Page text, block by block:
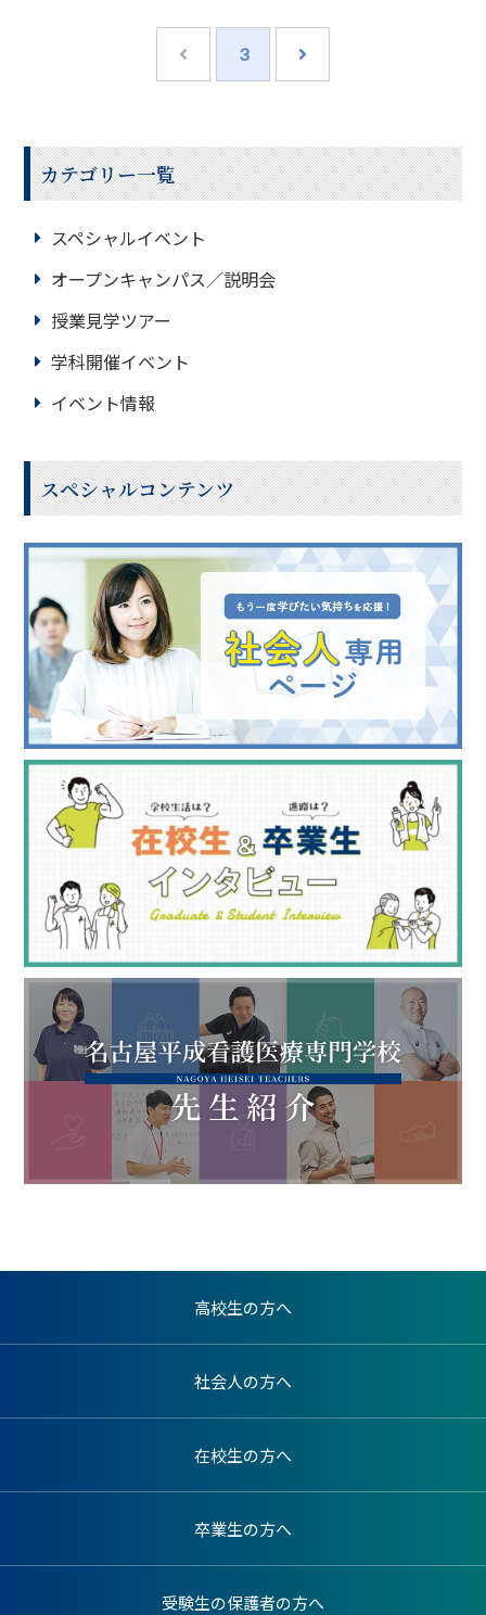
3
カテゴリー一覧
スペシャルイベント
オープンキャンパス／説明会
授業見学ツアー
学科開催イベント
イベント情報
スペシャルコンテンツ
高校生の方へ
社会人の方へ
在校生の方へ
卒業生の方へ
受験生の保護者の方へ